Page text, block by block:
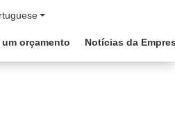
um orçamento Notícias da